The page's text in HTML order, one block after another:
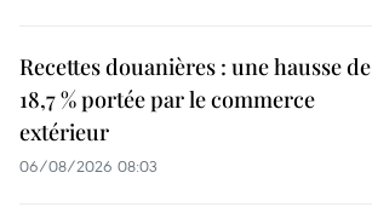
Recettes douanières : une hausse de
18,7 % portée par le commerce
extérieur
06/08/2026 08:03